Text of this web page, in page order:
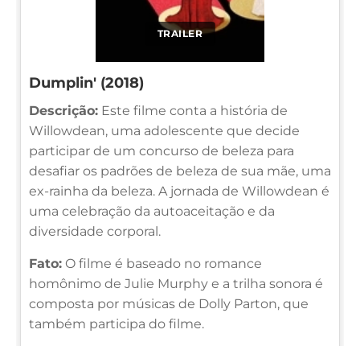
TRAILER
Dumplin' (2018)
Descrição: Este filme conta a história de
Willowdean, uma adolescente que decide
participar de um concurso de beleza para
desafiar os padrões de beleza de sua mãe, uma
ex-rainha da beleza. A jornada de Willowdean é
uma celebração da autoaceitação e da
diversidade corporal.
Fato: O filme é baseado no romance
homônimo de Julie Murphy e a trilha sonora é
composta por músicas de Dolly Parton, que
também participa do filme.